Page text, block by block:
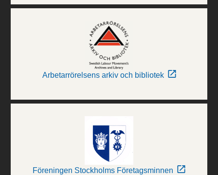
Arbetarrörelsens arkiv och bibliotek
Föreningen Stockholms Företagsminnen